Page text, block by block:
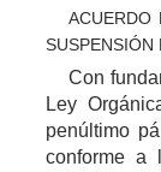
ACUERDO
SUSPENSIÓN
Con
Ley
penúltimo
conforme a